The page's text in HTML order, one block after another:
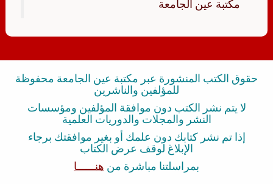
‏مكتبة عين الجامعة‏
حقوق الكتب المنشورة عبر مكتبة عين الجامعة محفوظة
للمؤلفين والناشرين
لا يتم نشر الكتب دون موافقة المؤلفين ومؤسسات
النشر والمجلات والدوريات العلمية
إذا تم نشر كتابك دون علمك أو بغير موافقتك برجاء
الإبلاغ لوقف عرض الكتاب
بمراسلتنا مباشرة من هنــــــا